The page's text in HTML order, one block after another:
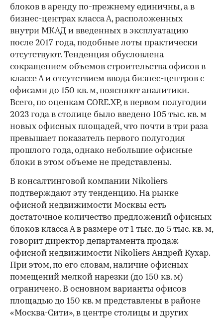
блоков в аренду по-прежнему единичны, а в
бизнес-центрах класса А, расположенных
внутри МКАД и введенных в эксплуатацию
после 2017 года, подобные лоты практически
отсутствуют. Тенденция обусловлена
сокращением объемов строительства офисов в
классе А и отсутствием ввода бизнес-центров с
офисами до 150 кв. м, поясняют аналитики.
Всего, по оценкам CORE.XP, в первом полугодии
2023 года в столице было введено 105 тыс. кв. м
новых офисных площадей, что почти в три раза
превышает показатель первого полугодия
прошлого года, однако небольшие офисные
блоки в этом объеме не представлены.
В консалтинговой компании Nikoliers
подтверждают эту тенденцию. На рынке
офисной недвижимости Москвы есть
достаточное количество предложений офисных
блоков класса А в размере от 1 тыс. до 5 тыс. кв. м,
говорит директор департамента продаж
офисной недвижимости Nikoliers Андрей Кухар.
При этом, по его словам, наличие офисных
помещений мелкой нарезки (до 150 кв. м)
ограничено. В основном варианты офисов
площадью до 150 кв. м представлены в районе
«Москва-Сити», в центре столицы и других